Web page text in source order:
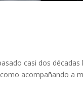
casi dos
acompañando a